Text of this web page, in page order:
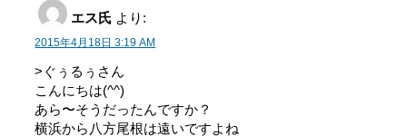
エス氏 より:
2015年4月18日 3:19 AM
>ぐぅるぅさん
こんにちは(^^)
あら〜そうだったんですか？
横浜から八方尾根は遠いですよね